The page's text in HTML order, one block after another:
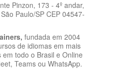
Pinzon, 173 - 4º andar,
Paulo/SP CEP 04547-
fundada em 2004
de idiomas em mais
em todo o Brasil e Online
Teams ou WhatsApp.